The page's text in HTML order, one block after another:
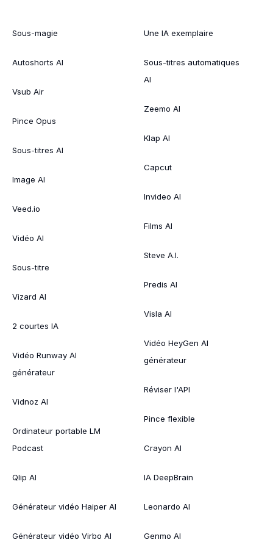
Sous-magie
Autoshorts AI
Vsub Air
Pince Opus
Sous-titres AI
Image AI
Veed.io
Vidéo AI
Sous-titre
Vizard AI
2 courtes IA
Vidéo Runway AI
générateur
Vidnoz AI
Ordinateur portable LM
Podcast
Qlip AI
Générateur vidéo Haiper AI
Générateur vidéo Virbo AI
Une IA exemplaire
Sous-titres automatiques
AI
Zeemo AI
Klap AI
Capcut
Invideo AI
Films AI
Steve A.I.
Predis AI
Visla AI
Vidéo HeyGen AI
générateur
Réviser l'API
Pince flexible
Crayon AI
IA DeepBrain
Leonardo AI
Genmo AI